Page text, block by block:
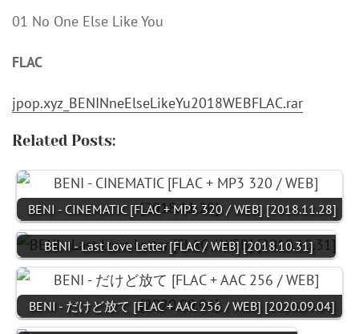
01 No One Else Like You
FLAC
jpop.xyz_BENINneElseLikeYu2018WEBFLAC.rar
Related Posts:
BENI - CINEMATIC [FLAC + MP3 320 / WEB] [2018.11.28]
BENI - Last Love Letter [FLAC / WEB] [2018.10.31]
BENI - だけど放て [FLAC + AAC 256 / WEB] [2020.09.04]